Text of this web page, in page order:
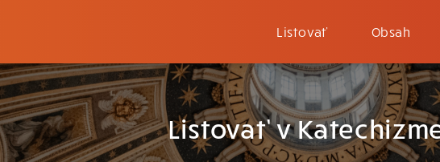
Listovať Obsah
Listovať v